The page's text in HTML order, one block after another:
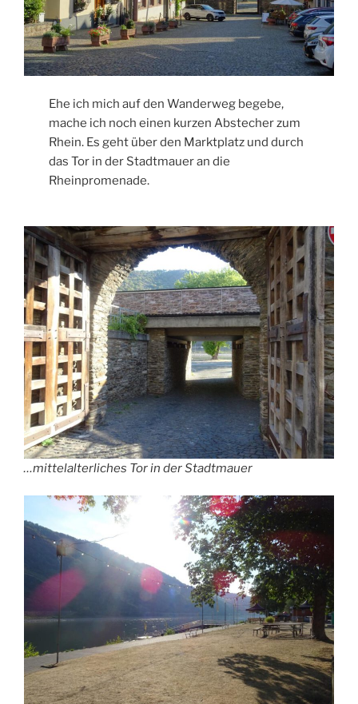
Ehe ich mich auf den Wanderweg begebe,
mache ich noch einen kurzen Abstecher zum
Rhein. Es geht über den Marktplatz und durch
das Tor in der Stadtmauer an die
Rheinpromenade.
…mittelalterliches Tor in der Stadtmauer